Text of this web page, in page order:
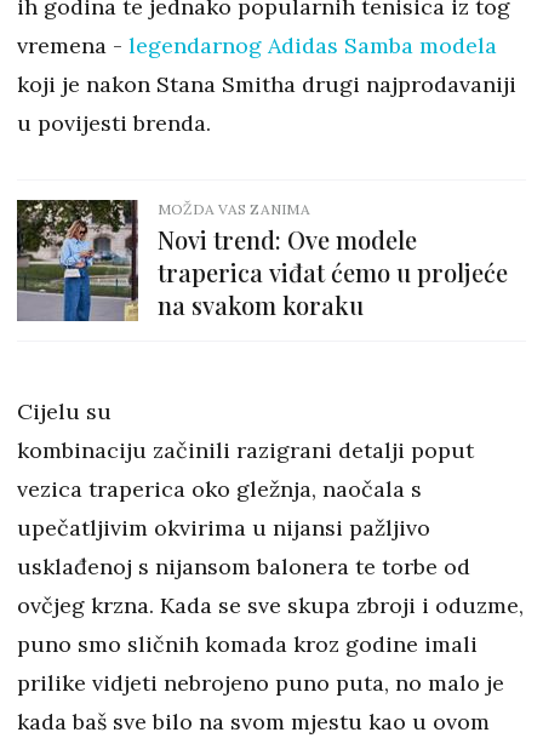
ih godina te jednako popularnih tenisica iz tog
vremena - legendarnog Adidas Samba modela
koji je nakon Stana Smitha drugi najprodavaniji
u povijesti brenda.
MOŽDA VAS ZANIMA
Novi trend: Ove modele
traperica viđat ćemo u proljeće
na svakom koraku
Cijelu su
kombinaciju začinili razigrani detalji poput
vezica traperica oko gležnja, naočala s
upečatljivim okvirima u nijansi pažljivo
usklađenoj s nijansom balonera te torbe od
ovčjeg krzna. Kada se sve skupa zbroji i oduzme,
puno smo sličnih komada kroz godine imali
prilike vidjeti nebrojeno puno puta, no malo je
kada baš sve bilo na svom mjestu kao u ovom